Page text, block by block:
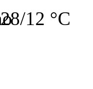
28/12 °C